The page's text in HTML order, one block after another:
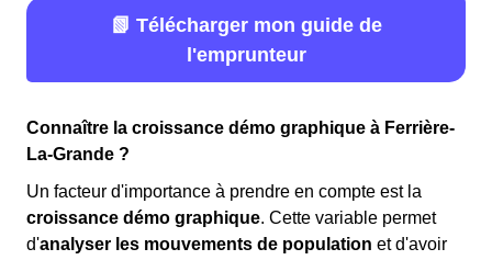
📗 Télécharger mon guide de
l'emprunteur
Connaître la croissance démo graphique à Ferrière-
La-Grande ?
Un facteur d'importance à prendre en compte est la
croissance démo graphique. Cette variable permet
d'analyser les mouvements de population et d'avoir